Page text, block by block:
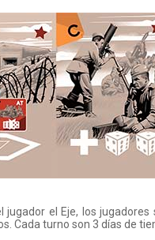
jugador el Eje, los jugadores
Cada turno son 3 días de